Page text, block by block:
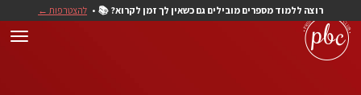
רוצה ללמוד מספרים מובילים גם כשאין לך זמן לקרוא? 📚 להצטרפות ←